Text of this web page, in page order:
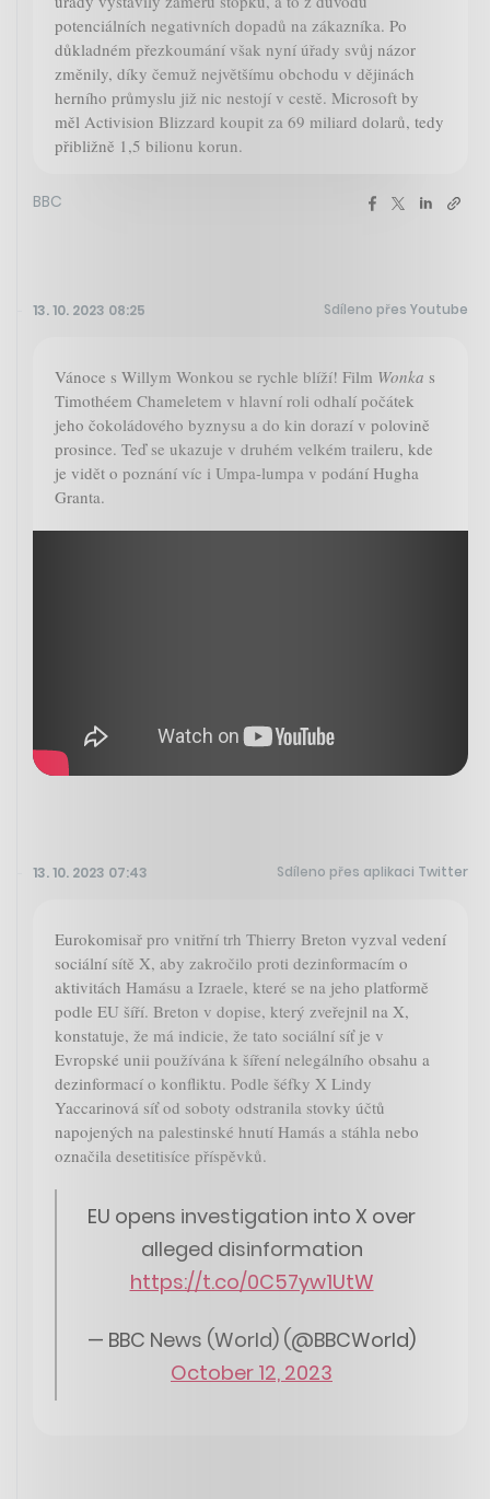
potenciálních negativních dopadů na zákazníka. Po
důkladném přezkoumání však nyní úřady svůj názor
změnily, díky čemuž největšímu obchodu v dějinách
herního průmyslu již nic nestojí v cestě. Microsoft by
měl Activision Blizzard koupit za 69 miliard dolarů, tedy
přibližně 1,5 bilionu korun.
BBC
13. 10. 2023 08:25 Sdíleno přes Youtube
Vánoce s Willym Wonkou se rychle blíží! Film Wonka s
Timothéem Chameletem v hlavní roli odhalí počátek
jeho čokoládového byznysu a do kin dorazí v polovině
prosince. Teď se ukazuje v druhém velkém traileru, kde
je vidět o poznání víc i Umpa-lumpa v podání Hugha
Granta.
13. 10. 2023 07:43 Sdíleno přes aplikaci Twitter
Eurokomisař pro vnitřní trh Thierry Breton vyzval vedení
sociální sítě X, aby zakročilo proti dezinformacím o
aktivitách Hamásu a Izraele, které se na jeho platformě
podle EU šíří. Breton v dopise, který zveřejnil na X,
konstatuje, že má indicie, že tato sociální síť je v
Evropské unii používána k šíření nelegálního obsahu a
dezinformací o konfliktu. Podle šéfky X Lindy
Yaccarinová síť od soboty odstranila stovky účtů
napojených na palestinské hnutí Hamás a stáhla nebo
označila desetitisíce příspěvků.
EU opens investigation into X over
alleged disinformation
https://t.co/0C57yw1UtW
— BBC News (World) (@BBCWorld)
October 12, 2023